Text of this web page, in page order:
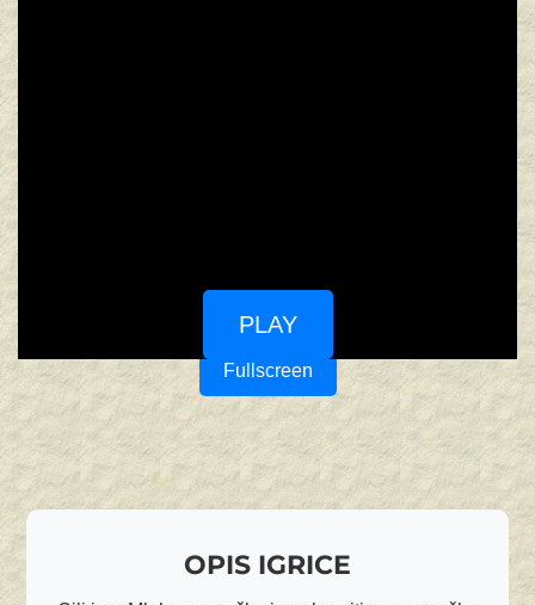
PLAY
Fullscreen
OPIS IGRICE